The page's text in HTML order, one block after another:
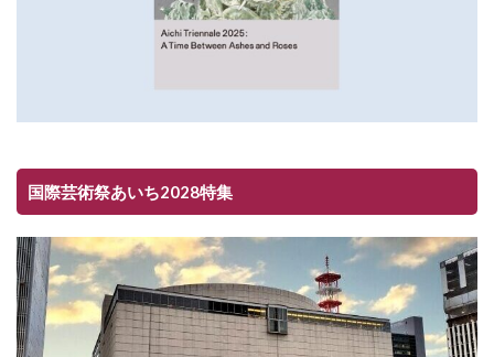
国際芸術祭あいち2028特集